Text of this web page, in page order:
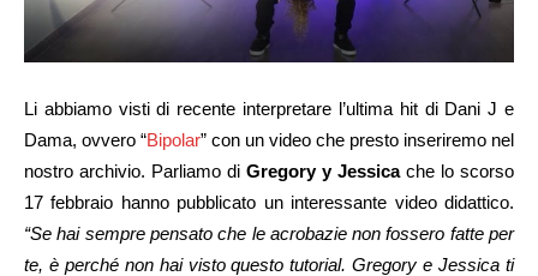
Li abbiamo visti di recente interpretare l’ultima hit di Dani J e
Dama, ovvero “Bipolar” con un video che presto inseriremo nel
nostro archivio. Parliamo di Gregory y Jessicache lo scorso
17 febbraio hanno pubblicato un interessante video didattico.
“Se hai sempre pensato che le acrobazie non fossero fatte per
te, è perché non hai visto questo tutorial. Gregory e Jessica ti